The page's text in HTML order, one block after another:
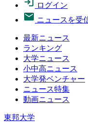
ログイン
ニュースを受
最新ニュース
ランキング
大学ニュース
小中高ニュース
大学発ベンチャー
ニュース特集
動画ニュース
東邦大学